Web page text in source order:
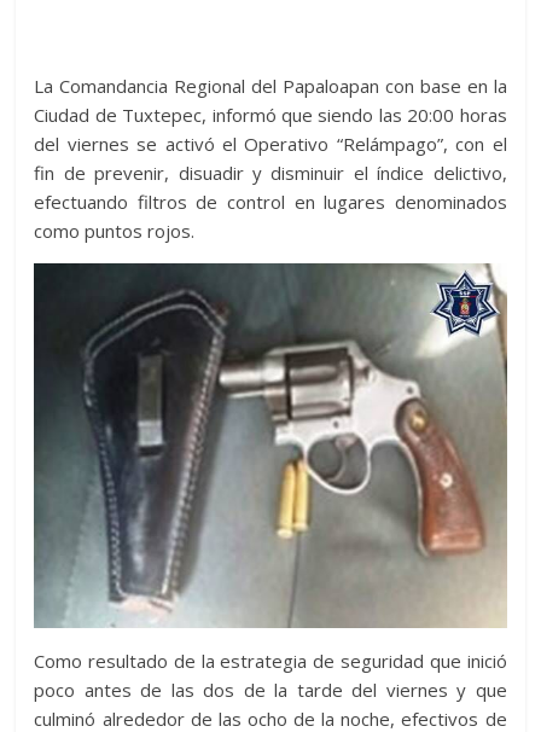
La Comandancia Regional del Papaloapan con base en la
Ciudad de Tuxtepec, informó que siendo las 20:00 horas
del viernes se activó el Operativo “Relámpago”, con el
fin de prevenir, disuadir y disminuir el índice delictivo,
efectuando filtros de control en lugares denominados
como puntos rojos.
Como resultado de la estrategia de seguridad que inició
poco antes de las dos de la tarde del viernes y que
culminó alrededor de las ocho de la noche, efectivos de